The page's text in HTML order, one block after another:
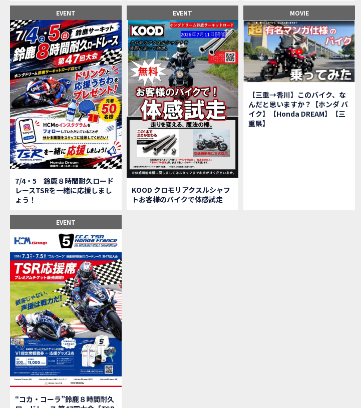
MOVIE 【ホンダドリーム鈴鹿サーキットロード】オープン
MOVIE 【鈴鹿サーキットに近い！】ホンダドリーム鈴鹿サ
MOVIE CL500売却！X-ADVオーナーの素直な理由。〇〇で
MOVIE 【梅本まどかさんコラボ】CIVIC TYPE R♪スタッフ
MOVIE 憧れの大型バイク試乗！4輪走行は驚きの…【
MOVIE 【鈴鹿ツインサーキット】バイク＆クルマ夢のコ
MOVIE 全員初対面！バイク女子6人がツーリング行ったら
MOVIE バイク女子6人でツーリング行った結果ww！後編
MOVIE 温泉1泊。いつもソロの女性ライダー、大人のマス
MOVIE 【梅本まどかさんコラボ】CIVIC TYPE R♪ スタッ
MOVIE ＨＣＭ２＆４サーキットフェス2023 紹介動画②
MOVIE ＨＣＭ２＆４サーキットフェス2023 紹介動画①
MOVIE モトベはつこさんコラボ動画
MOVIE Honda Dream 四日市のご紹介
MOVIE Honda Dream 鈴鹿のご紹介
MOVIE
Honda Dream 松阪のご紹介
EVENT
7/4・5 鈴鹿８時間耐久ロード
レースTSRを一緒に応援しまし
ょう！
EVENT
KOOD クロモリアクスルシャフ
トお客様のバイクで体感試走
MOVIE
【三重→香川】このバイク、な
んだと思いますか？【ホンダ バ
イク】【Honda DREAM】【三
重県】
EVENT
“コカ・コーラ”鈴鹿８時間耐久